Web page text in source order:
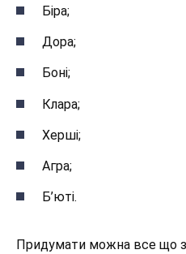
Біра;
Дора;
Боні;
Клара;
Херші;
Агра;
Б’юті.
Придумати можна все що